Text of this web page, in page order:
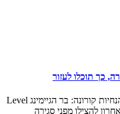
עוד קורבן פוטנציאלי של סגרים והנחיות קורונה: בר הגיימינג Level